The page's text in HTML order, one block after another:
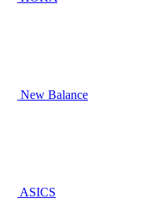
New Balance
ASICS